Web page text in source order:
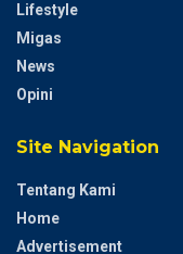
Lifestyle
Migas
News
Opini
Site Navigation
Tentang Kami
Home
Advertisement